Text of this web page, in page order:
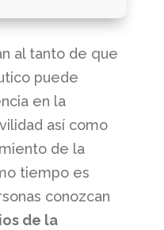
al tanto de que
puede
en la
así como
de la
tiempo es
conozcan
de la